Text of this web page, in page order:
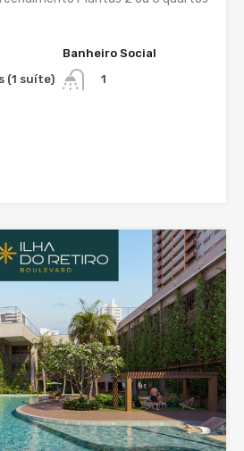
(1 suíte)
Banheiro Social
1